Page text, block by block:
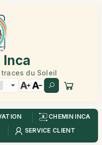
Inca
du Soleil
CHEMIN INCA
SERVICE CLIENT